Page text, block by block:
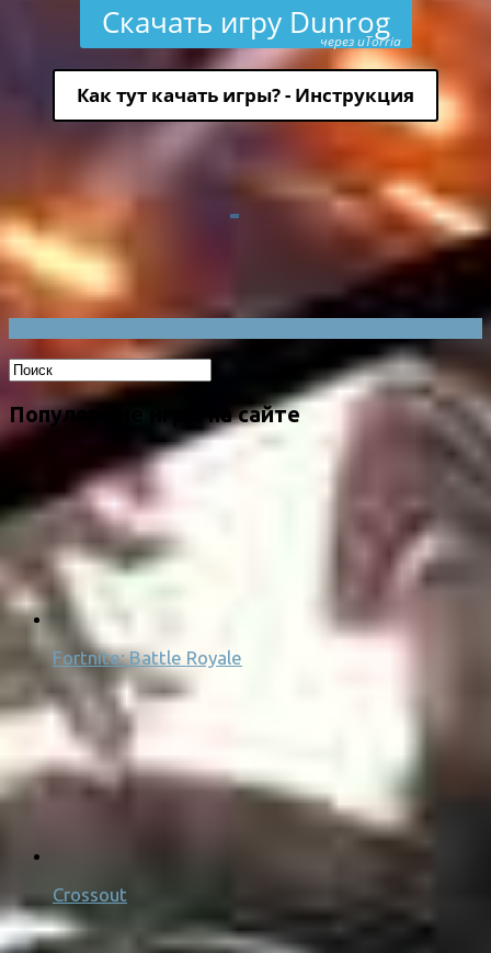
Скачать игру Dunrog
через uTorria
Как тут качать игры? - Инструкция
Популярные игры на сайте
Fortnite: Battle Royale
Crossout